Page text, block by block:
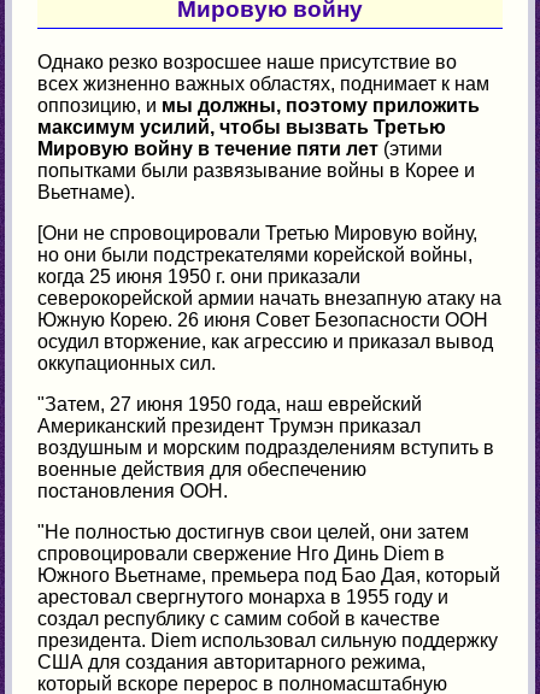
Мировую войну
Однако резко возросшее наше присутствие во
всех жизненно важных областях, поднимает к нам
оппозицию, и мы должны, поэтому приложить
максимум усилий, чтобы вызвать Третью
Мировую войну в течение пяти лет (этими
попытками были развязывание войны в Корее и
Вьетнаме).
[Они не спровоцировали Третью Мировую войну,
но они были подстрекателями корейской войны,
когда 25 июня 1950 г. они приказали
северокорейской армии начать внезапную атаку на
Южную Корею. 26 июня Совет Безопасности ООН
осудил вторжение, как агрессию и приказал вывод
оккупационных сил.
"Затем, 27 июня 1950 года, наш еврейский
Американский президент Трумэн приказал
воздушным и морским подразделениям вступить в
военные действия для обеспечению
постановления ООН.
"Не полностью достигнув свои целей, они затем
спровоцировали свержение Нго Динь Diem в
Южного Вьетнаме, премьера под Бао Дая, который
арестовал свергнутого монарха в 1955 году и
создал республику с самим собой в качестве
президента. Diem использовал сильную поддержку
США для создания авторитарного режима,
который вскоре перерос в полномасштабную